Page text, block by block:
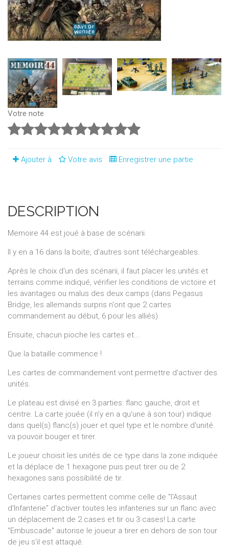
Votre note
Ajouter à Votre avis Enregistrer une partie
DESCRIPTION
Memoire 44 est joué à base de scénarii.
Il y en a 16 dans la boite, d'autres sont téléchargeables.
Après le choix d'un des scénarii, il faut placer les unités et
terrains comme indiqué, vérifier les conditions de victoire et
les avantages ou malus des deux camps (dans Pegasus
Bridge, les allemands surpris n'ont que 2 cartes
commandement au début, 6 pour les alliés).
Ensuite, chacun pioche les cartes et...
Que la bataille commence !
Les cartes de commandement vont permettre d'activer des
unités.
Le plateau est divisé en 3 parties: flanc gauche, droit et
centre. La carte jouée (il n'y en a qu'une à son tour) indique
dans quel(s) flanc(s) jouer et quel type et le nombre d'unité
va pouvoir bouger et tirer.
Le joueur choisit les unités de ce type dans la zone indiquée
et la déplace de 1 hexagone puis peut tirer ou de 2
hexagones sans possibilité de tir.
Certaines cartes permettent comme celle de "l'Assaut
d'Infanterie" d'activer toutes les infanteries sur un flanc avec
un déplacement de 2 cases et tir ou 3 cases! La carte
"Embuscade" autorise le joueur a tirer en dehors de son tour
de jeu s'il est attaqué.